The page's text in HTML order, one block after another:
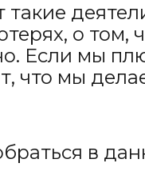
о том,
Если мы
что мы
в